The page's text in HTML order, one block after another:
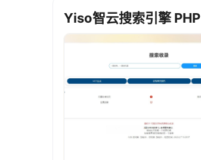
Yiso智云搜索引擎 PHP